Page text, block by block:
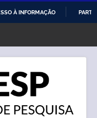
À INFORMAÇÃO